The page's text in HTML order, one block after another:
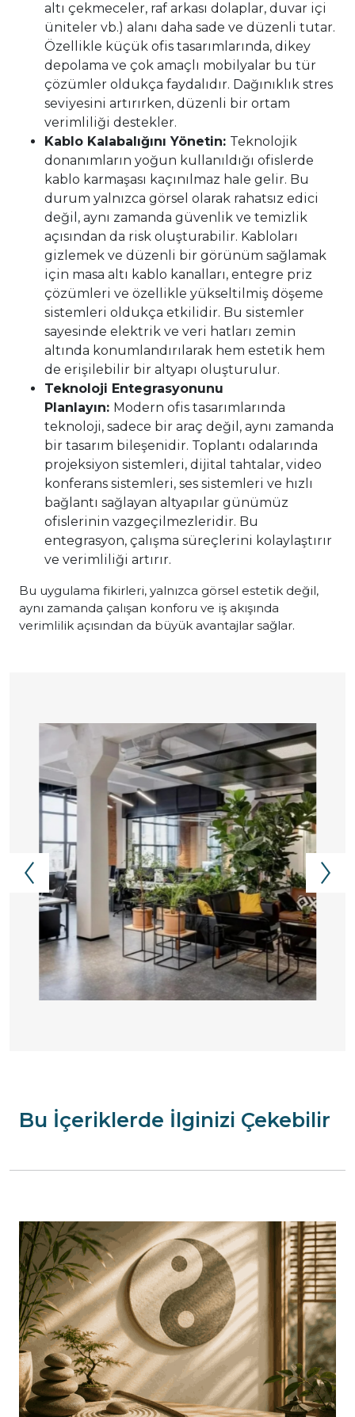
altı çekmeceler, raf arkası dolaplar, duvar içi
üniteler vb.) alanı daha sade ve düzenli tutar.
Özellikle küçük ofis tasarımlarında, dikey
depolama ve çok amaçlı mobilyalar bu tür
çözümler oldukça faydalıdır. Dağınıklık stres
seviyesini artırırken, düzenli bir ortam
verimliliği destekler.
Kablo Kalabalığını Yönetin: Teknolojik
donanımların yoğun kullanıldığı ofislerde
kablo karmaşası kaçınılmaz hale gelir. Bu
durum yalnızca görsel olarak rahatsız edici
değil, aynı zamanda güvenlik ve temizlik
açısından da risk oluşturabilir. Kabloları
gizlemek ve düzenli bir görünüm sağlamak
için masa altı kablo kanalları, entegre priz
çözümleri ve özellikle yükseltilmiş döşeme
sistemleri oldukça etkilidir. Bu sistemler
sayesinde elektrik ve veri hatları zemin
altında konumlandırılarak hem estetik hem
de erişilebilir bir altyapı oluşturulur.
Teknoloji Entegrasyonunu
Planlayın: Modern ofis tasarımlarında
teknoloji, sadece bir araç değil, aynı zamanda
bir tasarım bileşenidir. Toplantı odalarında
projeksiyon sistemleri, dijital tahtalar, video
konferans sistemleri, ses sistemleri ve hızlı
bağlantı sağlayan altyapılar günümüz
ofislerinin vazgeçilmezleridir. Bu
entegrasyon, çalışma süreçlerini kolaylaştırır
ve verimliliği artırır.
Bu uygulama fikirleri, yalnızca görsel estetik değil,
aynı zamanda çalışan konforu ve iş akışında
verimlilik açısından da büyük avantajlar sağlar.
Bu İçeriklerde İlginizi Çekebilir